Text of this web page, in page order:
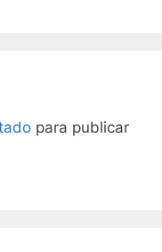
para publicar